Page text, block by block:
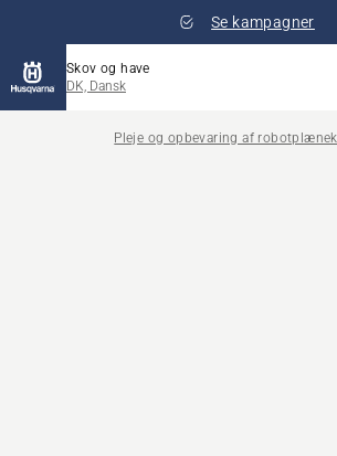
Se kampagner
Skov og have
DK, Dansk
Pleje og opbevaring af